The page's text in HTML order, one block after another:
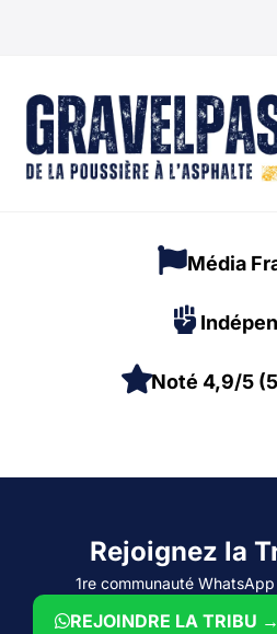
Média
Noté 4,9/5
Rejoignez la
1re communauté WhatsApp
REJOINDRE LA TRIBU →